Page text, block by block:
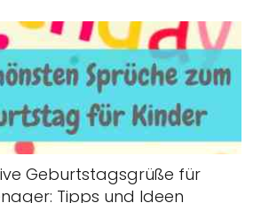
Geburtstagsgrüße für
Tipps und Ideen